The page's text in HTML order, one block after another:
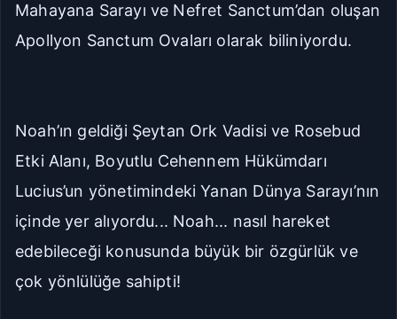
Mahayana Sarayı ve Nefret Sanctum’dan oluşan
Apollyon Sanctum Ovaları olarak biliniyordu.
Noah’ın geldiği Şeytan Ork Vadisi ve Rosebud
Etki Alanı, Boyutlu Cehennem Hükümdarı
Lucius’un yönetimindeki Yanan Dünya Sarayı’nın
içinde yer alıyordu... Noah... nasıl hareket
edebileceği konusunda büyük bir özgürlük ve
çok yönlülüğe sahipti!